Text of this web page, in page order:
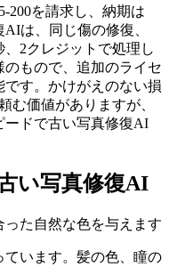
200を請求し、納期は
は、同じ傷の修復、
2クレジットで処理し
もので、追加のライセ
す。かけがえのない損
む価値がありますが、
ードで古い写真修復AI
い写真修復AI
た自然な色を与えます
います。髪の色、瞳の